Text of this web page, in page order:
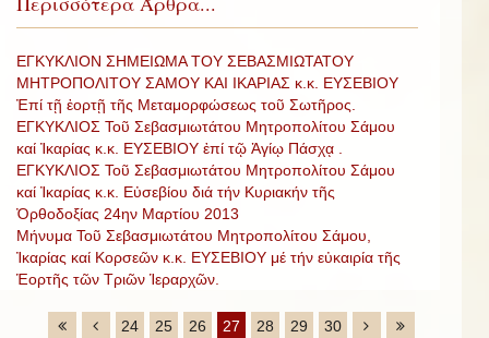
ΕΓΚΥΚΛΙΟΝ ΣΗΜΕΙΩΜΑ ΤΟΥ ΣΕΒΑΣΜΙΩΤΑΤΟΥ
ΜΗΤΡΟΠΟΛΙΤΟΥ ΣΑΜΟΥ ΚΑΙ ΙΚΑΡΙΑΣ κ.κ. ΕΥΣΕΒΙΟΥ
Ἐπί τῇ ἑορτῇ τῆς Μεταμορφώσεως τοῦ Σωτῆρος.
ΕΓΚΥΚΛΙΟΣ Τοῦ Σεβασμιωτάτου Μητροπολίτου Σάμου
καί Ἰκαρίας κ.κ. ΕΥΣΕΒΙΟΥ ἐπί τῷ Ἁγίῳ Πάσχᾳ .
ΕΓΚΥΚΛΙΟΣ Τοῦ Σεβασμιωτάτου Μητροπολίτου Σάμου
καί Ἰκαρίας κ.κ. Εὐσεβίου διά τήν Κυριακήν τῆς
Ὀρθοδοξίας 24ην Μαρτίου 2013
Μήνυμα Τοῦ Σεβασμιωτάτου Μητροπολίτου Σάμου,
Ἰκαρίας καί Κορσεῶν κ.κ. ΕΥΣΕΒΙΟΥ μέ τήν εὐκαιρία τῆς
Ἑορτῆς τῶν Τριῶν Ἱεραρχῶν.
24 25 26 27 28 29 30